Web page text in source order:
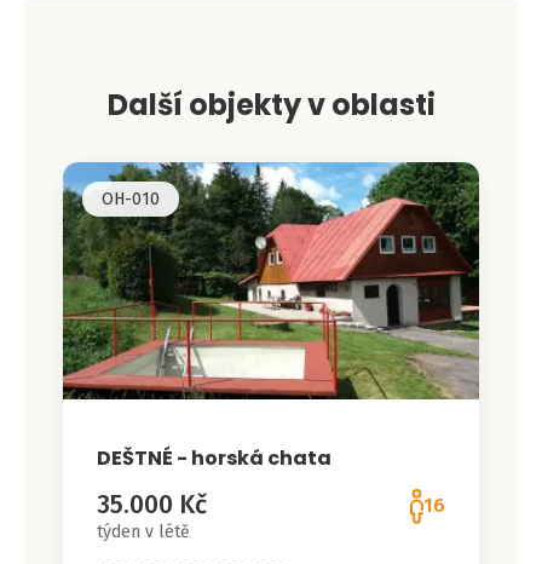
Další objekty v oblasti
OH-010
DEŠTNÉ - horská chata
35.000 Kč
týden v létě
16